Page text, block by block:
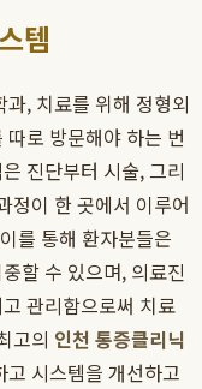
템
, 치료를 위해 정형외
로 방문해야 하는 번
진단부터 시술, 그리
정이 한 곳에서 이루어
를 통해 환자분들은
할 수 있으며, 의료진
관리함으로써 치료
고의 인천 통증클리닉
시스템을 개선하고